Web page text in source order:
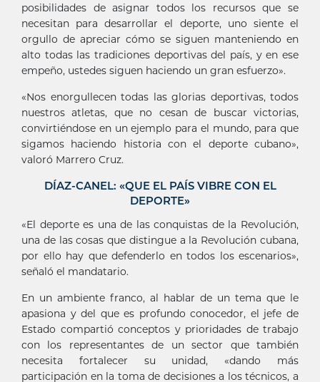
posibilidades de asignar todos los recursos que se
necesitan para desarrollar el deporte, uno siente el
orgullo de apreciar cómo se siguen manteniendo en
alto todas las tradiciones deportivas del país, y en ese
empeño, ustedes siguen haciendo un gran esfuerzo».
«Nos enorgullecen todas las glorias deportivas, todos
nuestros atletas, que no cesan de buscar victorias,
convirtiéndose en un ejemplo para el mundo, para que
sigamos haciendo historia con el deporte cubano»,
valoró Marrero Cruz.
DÍAZ-CANEL: «QUE EL PAÍS VIBRE CON EL
DEPORTE»
«El deporte es una de las conquistas de la Revolución,
una de las cosas que distingue a la Revolución cubana,
por ello hay que defenderlo en todos los escenarios»,
señaló el mandatario.
En un ambiente franco, al hablar de un tema que le
apasiona y del que es profundo conocedor, el jefe de
Estado compartió conceptos y prioridades de trabajo
con los representantes de un sector que también
necesita fortalecer su unidad, «dando más
participación en la toma de decisiones a los técnicos, a